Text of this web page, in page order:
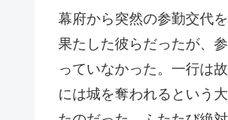
幕府から突然の参勤交代
果たした彼らだったが、
っていなかった。一行は
には城を奪われるという